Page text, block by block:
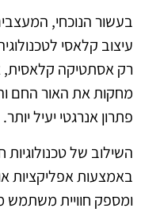
בעשור הנוכחי,
עיצוב קלאסי
מחקות את האור החם
פתרון אנרגטי יעיל יותר.
השילוב של
באמצעות אפליקציות
ומספק חוויית